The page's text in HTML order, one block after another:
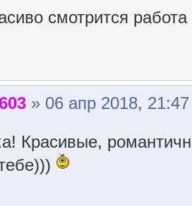
смотрится
» 06 апр 2018, 21:47
Красивые,